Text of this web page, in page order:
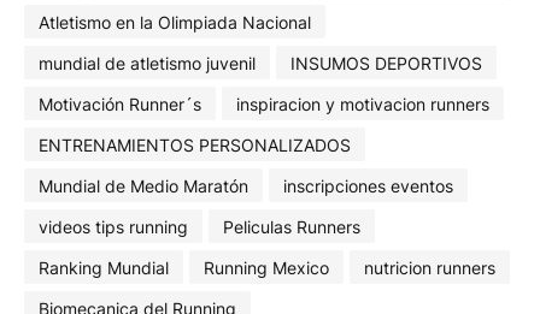
Atletismo en la Olimpiada Nacional
mundial de atletismo juvenil
INSUMOS DEPORTIVOS
Motivación Runner´s
inspiracion y motivacion runners
ENTRENAMIENTOS PERSONALIZADOS
Mundial de Medio Maratón
inscripciones eventos
videos tips running
Peliculas Runners
Ranking Mundial
Running Mexico
nutricion runners
Biomecanica del Running